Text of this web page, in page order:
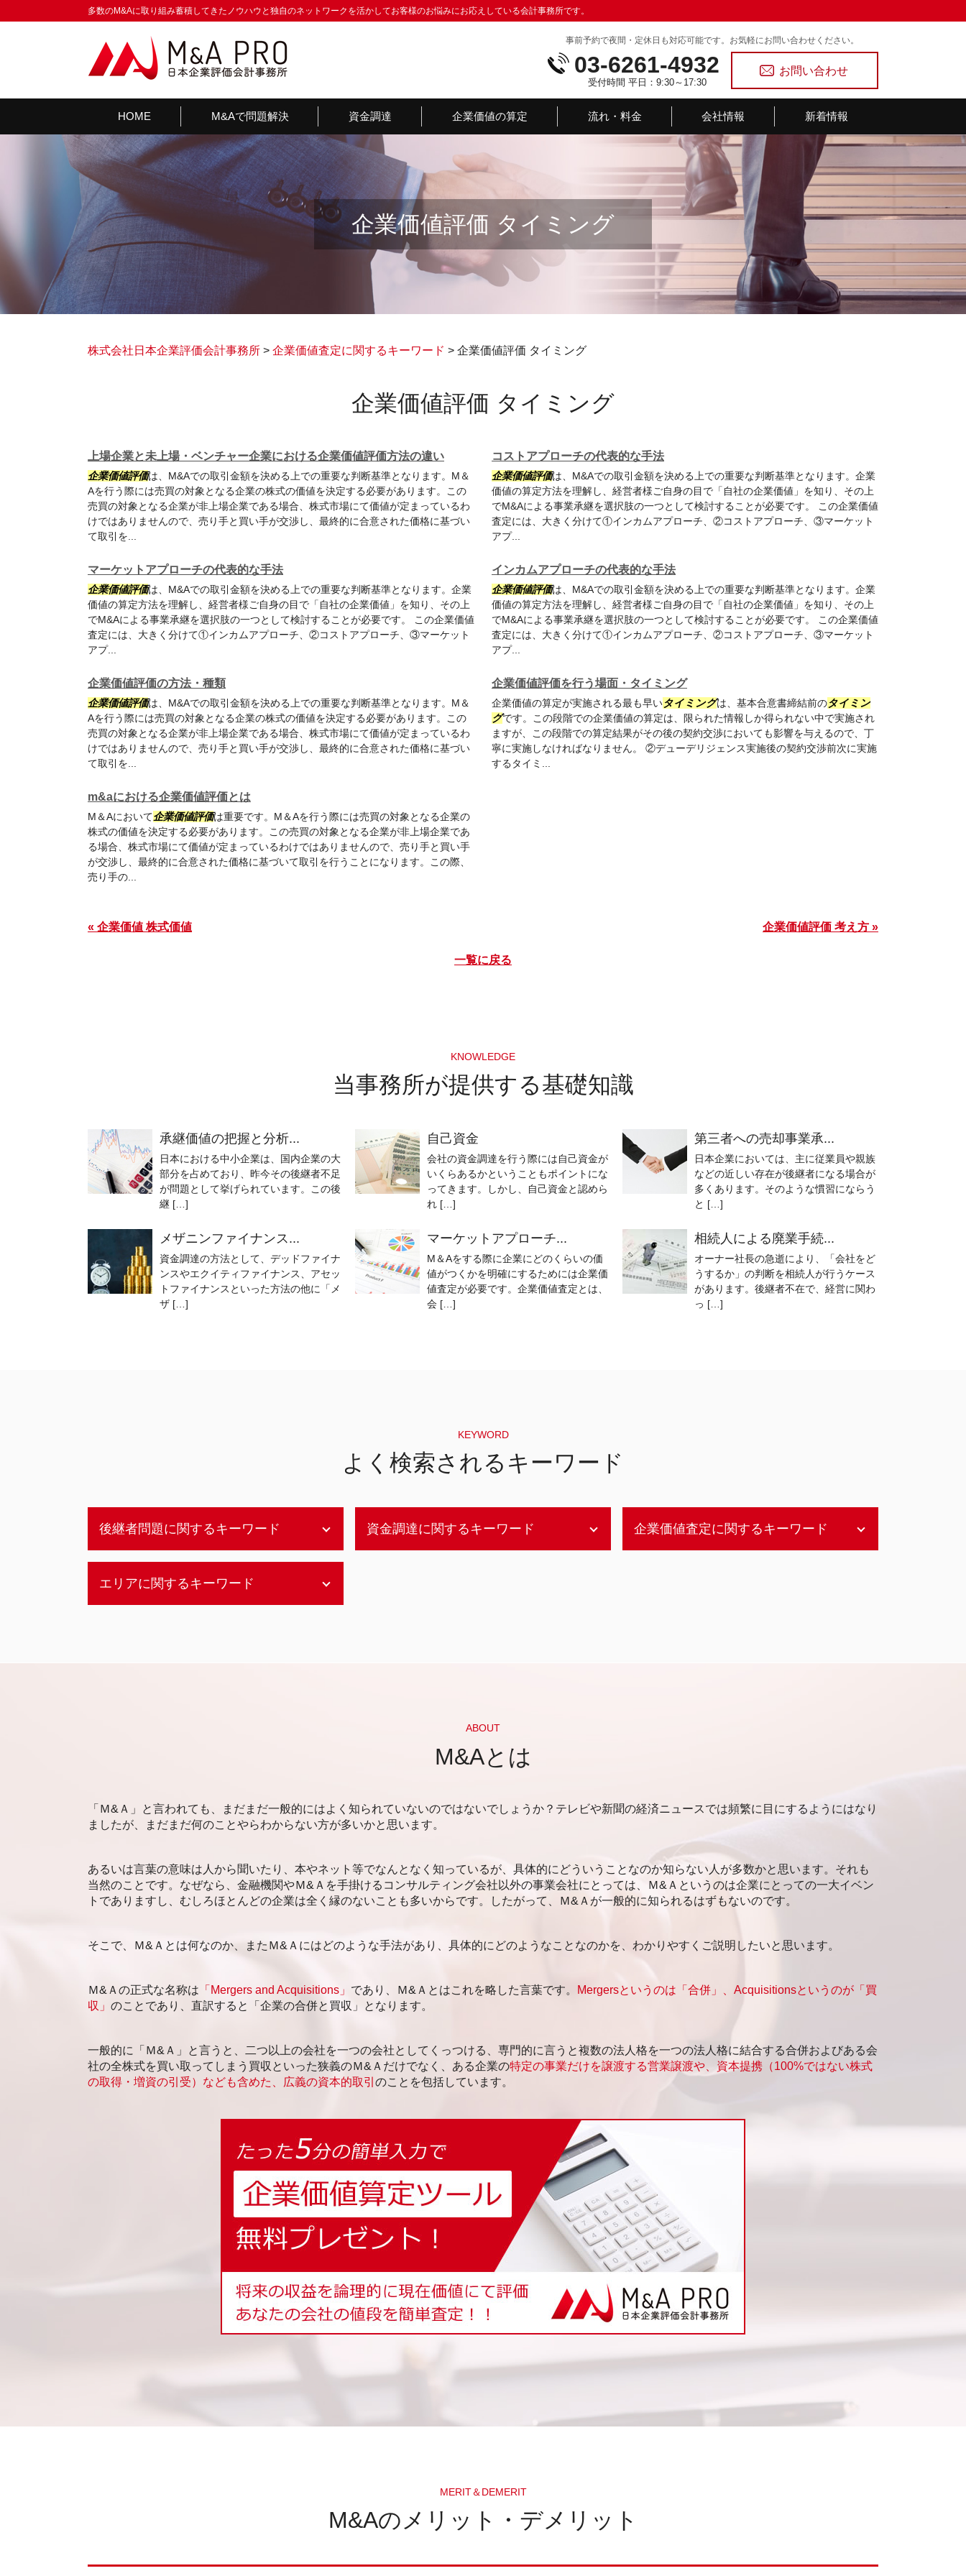
企業価値評価 タイミング
多数のM&Aに取り組み蓄積してきたノウハウと独自のネットワークを活かしてお客様のお悩みにお応えしている会計事務所です。
事前予約で夜間・定休日も対応可能です。お気軽にお問い合わせください。
03-6261-4932
受付時間 平日：9:30～17:30
お問い合わせ
HOME M&Aで問題解決 資金調達 企業価値の算定 流れ・料金 会社情報 新着情報
株式会社日本企業評価会計事務所 > 企業価値査定に関するキーワード > 企業価値評価 タイミング
企業価値評価 タイミング
上場企業と未上場・ベンチャー企業における企業価値評価方法の違い
企業価値評価は、M&Aでの取引金額を決める上での重要な判断基準となります。M＆
Aを行う際には売買の対象となる企業の株式の価値を決定する必要があります。この
売買の対象となる企業が非上場企業である場合、株式市場にて価値が定まっているわ
けではありませんので、売り手と買い手が交渉し、最終的に合意された価格に基づい
て取引を...
コストアプローチの代表的な手法
企業価値評価は、M&Aでの取引金額を決める上での重要な判断基準となります。企業
価値の算定方法を理解し、経営者様ご自身の目で「自社の企業価値」を知り、その上
でM&Aによる事業承継を選択肢の一つとして検討することが必要です。 この企業価値
査定には、大きく分けて①インカムアプローチ、②コストアプローチ、③マーケット
アプ...
マーケットアプローチの代表的な手法
企業価値評価は、M&Aでの取引金額を決める上での重要な判断基準となります。企業
価値の算定方法を理解し、経営者様ご自身の目で「自社の企業価値」を知り、その上
でM&Aによる事業承継を選択肢の一つとして検討することが必要です。 この企業価値
査定には、大きく分けて①インカムアプローチ、②コストアプローチ、③マーケット
アプ...
インカムアプローチの代表的な手法
企業価値評価は、M&Aでの取引金額を決める上での重要な判断基準となります。企業
価値の算定方法を理解し、経営者様ご自身の目で「自社の企業価値」を知り、その上
でM&Aによる事業承継を選択肢の一つとして検討することが必要です。 この企業価値
査定には、大きく分けて①インカムアプローチ、②コストアプローチ、③マーケット
アプ...
企業価値評価の方法・種類
企業価値評価は、M&Aでの取引金額を決める上での重要な判断基準となります。M＆
Aを行う際には売買の対象となる企業の株式の価値を決定する必要があります。この
売買の対象となる企業が非上場企業である場合、株式市場にて価値が定まっているわ
けではありませんので、売り手と買い手が交渉し、最終的に合意された価格に基づい
て取引を...
企業価値評価を行う場面・タイミング
企業価値の算定が実施される最も早いタイミングは、基本合意書締結前のタイミン
グです。この段階での企業価値の算定は、限られた情報しか得られない中で実施され
ますが、この段階での算定結果がその後の契約交渉においても影響を与えるので、丁
寧に実施しなければなりません。 ②デューデリジェンス実施後の契約交渉前次に実施
するタイミ...
m&aにおける企業価値評価とは
M＆Aにおいて企業価値評価は重要です。M＆Aを行う際には売買の対象となる企業の
株式の価値を決定する必要があります。この売買の対象となる企業が非上場企業であ
る場合、株式市場にて価値が定まっているわけではありませんので、売り手と買い手
が交渉し、最終的に合意された価格に基づいて取引を行うことになります。この際、
売り手の...
« 企業価値 株式価値 企業価値評価 考え方 »
一覧に戻る
KNOWLEDGE
当事務所が提供する基礎知識
承継価値の把握と分析...
日本における中小企業は、国内企業の大
部分を占めており、昨今その後継者不足
が問題として挙げられています。この後
継 […]
自己資金
会社の資金調達を行う際には自己資金が
いくらあるかということもポイントにな
ってきます。しかし、自己資金と認めら
れ […]
第三者への売却事業承...
日本企業においては、主に従業員や親族
などの近しい存在が後継者になる場合が
多くあります。そのような慣習にならう
と […]
メザニンファイナンス...
資金調達の方法として、デッドファイナ
ンスやエクイティファイナンス、アセッ
トファイナンスといった方法の他に「メ
ザ […]
マーケットアプローチ...
M＆Aをする際に企業にどのくらいの価
値がつくかを明確にするためには企業価
値査定が必要です。企業価値査定とは、
会 […]
相続人による廃業手続...
オーナー社長の急逝により、「会社をど
うするか」の判断を相続人が行うケース
があります。後継者不在で、経営に関わ
っ […]
KEYWORD
よく検索されるキーワード
後継者問題に関するキーワード
後継者問題 企業
事業承継 株式移転
事業承継 継承
家族経営 後継者問題
事業承継 補助金
株式会社 後継者問題
商店街 後継者問題 対策
資金調達に関するキーワード
エクイティファイナンス
アセットファイナンス 間接金融
アセットファイナンスとは
アセットファイナンス 資金調達
エクイティファイナンス m&a
資金調達 個人投資家
企業価値査定に関するキーワード
企業価値 出し方
企業価値評価 自己株式
企業価値評価 コストアプローチ
未上場 企業価値評価
企業価値評価 タイミング
エリアに関するキーワード
静岡市 会計事務所
静岡市 売却事業承継
福岡市 資金調達
静岡市 企業価値評価
新潟市 資金調達 相談
札幌市 企業価値評価
ABOUT
M&Aとは
「Ｍ&Ａ」と言われても、まだまだ一般的にはよく知られていないのではないでしょうか？テレビや新聞の経済ニュースでは頻繁に目にするようにはなり
ましたが、まだまだ何のことやらわからない方が多いかと思います。
あるいは言葉の意味は人から聞いたり、本やネット等でなんとなく知っているが、具体的にどういうことなのか知らない人が多数かと思います。それも
当然のことです。なぜなら、金融機関やＭ&Ａを手掛けるコンサルティング会社以外の事業会社にとっては、Ｍ&Ａというのは企業にとっての一大イベン
トでありますし、むしろほとんどの企業は全く縁のないことも多いからです。したがって、Ｍ&Ａが一般的に知られるはずもないのです。
そこで、Ｍ&Ａとは何なのか、またＭ&Ａにはどのような手法があり、具体的にどのようなことなのかを、わかりやすくご説明したいと思います。
Ｍ&Ａの正式な名称は 「Mergers and Acquisitions」 であり、Ｍ&Ａとはこれを略した言葉です。
Mergersというのは「合併」、Acquisitionsというのが「買
収」 のことであり、直訳すると「企業の合併と買収」となります。
一般的に「Ｍ&Ａ」と言うと、二つ以上の会社を一つの会社としてくっつける、専門的に言うと複数の法人格を一つの法人格に結合する合併およびある会
社の全株式を買い取ってしまう買収といった狭義のＭ&Ａだけでなく、ある企業の特定の事業だけを譲渡する営業譲渡や、資本提携（100%ではない株式
の取得・増資の引受）なども含めた、広義の資本的取引 のことを包括しています。
MERIT＆DEMERIT
M&Aのメリット・デメリット